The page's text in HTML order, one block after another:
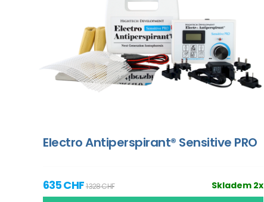
Electro Antiperspirant® Sensitive PRO
Skladem 2x
635 CHF1 328 CHF